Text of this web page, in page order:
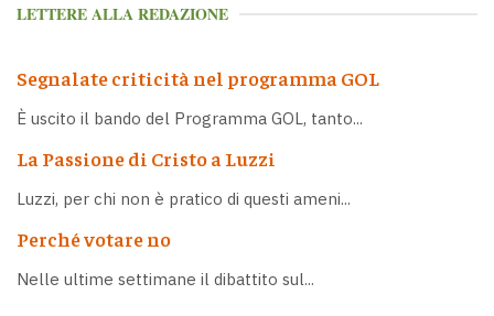
LETTERE ALLA REDAZIONE
Segnalate criticità nel programma GOL
È uscito il bando del Programma GOL, tanto...
La Passione di Cristo a Luzzi
Luzzi, per chi non è pratico di questi ameni...
Perché votare no
Nelle ultime settimane il dibattito sul...